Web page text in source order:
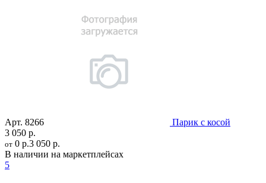
Арт. 8266
Парик с косой
3 050 р.
от 0 р.3 050 р.
В наличии на маркетплейсах
5